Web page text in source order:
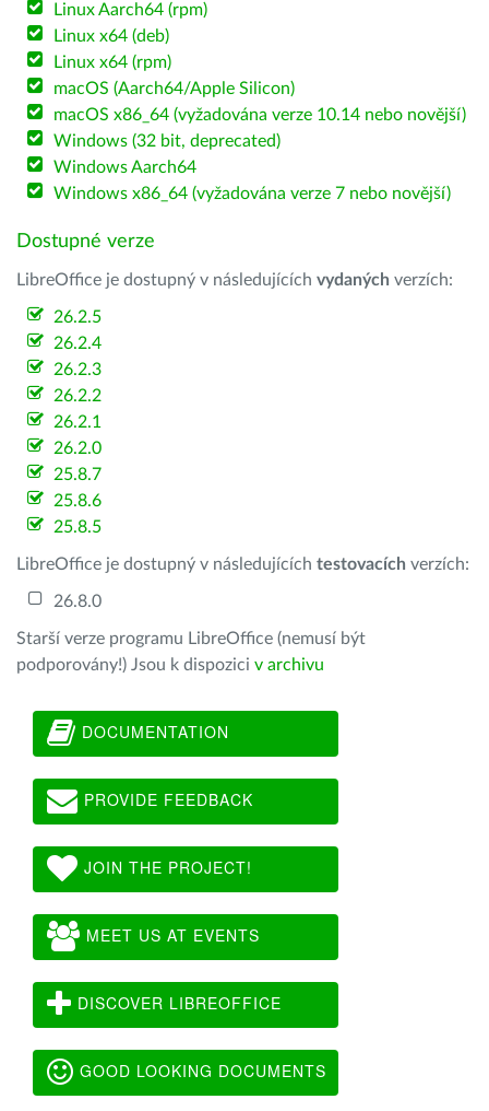
Linux Aarch64 (rpm)
Linux x64 (deb)
Linux x64 (rpm)
macOS (Aarch64/Apple Silicon)
macOS x86_64 (vyžadována verze 10.14 nebo novější)
Windows (32 bit, deprecated)
Windows Aarch64
Windows x86_64 (vyžadována verze 7 nebo novější)
Dostupné verze
LibreOffice je dostupný v následujících vydaných verzích:
26.2.5
26.2.4
26.2.3
26.2.2
26.2.1
26.2.0
25.8.7
25.8.6
25.8.5
LibreOffice je dostupný v následujících testovacích verzích:
26.8.0
Starší verze programu LibreOffice (nemusí být
podporovány!) Jsou k dispozici v archivu
DOCUMENTATION
PROVIDE FEEDBACK
JOIN THE PROJECT!
MEET US AT EVENTS
DISCOVER LIBREOFFICE
GOOD LOOKING DOCUMENTS